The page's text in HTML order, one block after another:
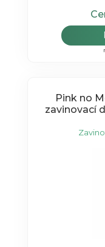
Pink no More
zavinovací